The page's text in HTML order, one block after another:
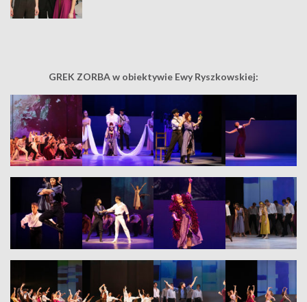
GREK ZORBA w obiektywie Ewy Ryszkowskiej: